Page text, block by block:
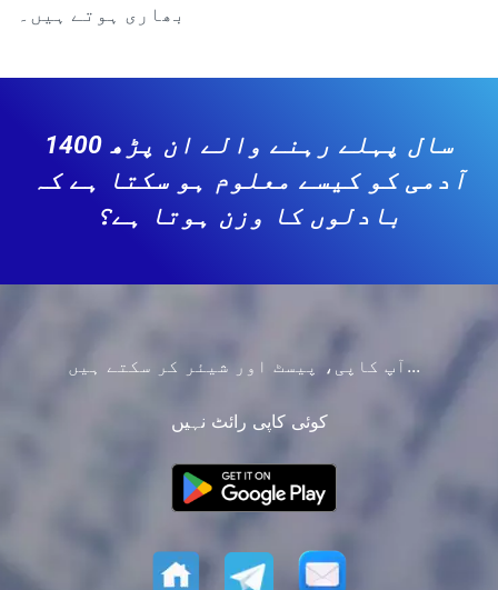
بھاری ہوتے ہیں۔
1400 سال پہلے رہنے والے ان پڑھ
آدمی کو کیسے معلوم ہو سکتا ہے کہ
بادلوں کا وزن ہوتا ہے؟
آپ کاپی، پیسٹ اور شیئر کر سکتے ہیں...
کوئی کاپی رائٹ نہیں